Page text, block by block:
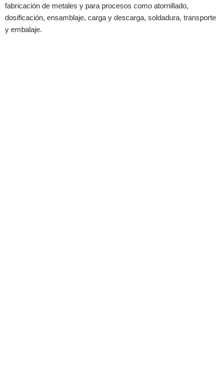
fabricación de metales y para procesos como atornillado,
dosificación, ensamblaje, carga y descarga, soldadura, transporte
y embalaje.